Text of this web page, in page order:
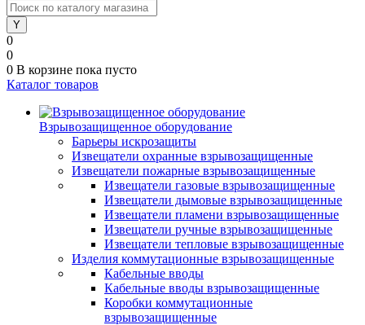
0
0
0 В корзине пока пусто
Каталог товаров
Взрывозащищенное оборудование
Барьеры искрозащиты
Извещатели охранные взрывозащищенные
Извещатели пожарные взрывозащищенные
Извещатели газовые взрывозащищенные
Извещатели дымовые взрывозащищенные
Извещатели пламени взрывозащищенные
Извещатели ручные взрывозащищенные
Извещатели тепловые взрывозащищенные
Изделия коммутационные взрывозащищенные
Кабельные вводы
Кабельные вводы взрывозащищенные
Коробки коммутационные
взрывозащищенные